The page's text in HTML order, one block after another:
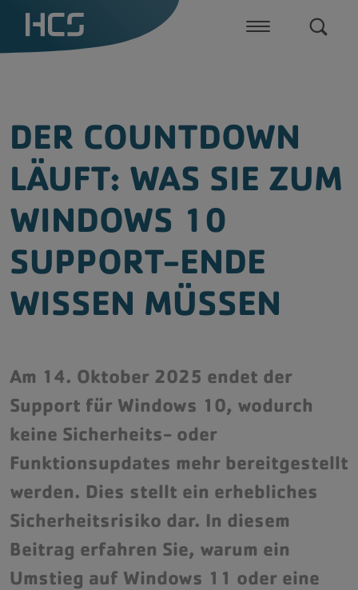
CGM one
Digitale Aufklärung mit InformMe
Zusatzlösungen
Telematikinfrastruktur
Dragon Medical One
Diktatmanagement
Monitoring und Managed-Services
IT-Sicherheit und Datenschutz
Komplettsysteme & Praxisvernetzung
Cloud-Services
DER COUNTDOWN
LÄUFT: WAS SIE ZUM
WINDOWS 10
SUPPORT-ENDE
WISSEN MÜSSEN
Am 14. Oktober 2025 endet der
Support für Windows 10, wodurch
keine Sicherheits- oder
Funktionsupdates mehr bereitgestellt
werden. Dies stellt ein erhebliches
Sicherheitsrisiko dar. In diesem
Beitrag erfahren Sie, warum ein
Umstieg auf Windows 11 oder eine